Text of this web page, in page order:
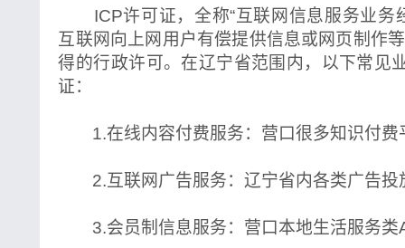
ICP许可证，全称“互联网信息服务业务
互联网向上网用户有偿提供信息或网页制作
得的行政许可。在辽宁省范围内，以下常见
证：
1.在线内容付费服务：营口很多知识付费
2.互联网广告服务：辽宁省内各类广告投
3.会员制信息服务：营口本地生活服务类